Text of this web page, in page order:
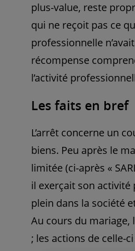
plus-value, reste
qui ne reçoit pas ce
professionnelle
récompense
l’activité
Les faits en bref
L’arrêt concerne un
biens. Peu après le
limitée (ci-après «
il exerçait son
plein dans la société
Au cours du mariage,
; les actions de celle-